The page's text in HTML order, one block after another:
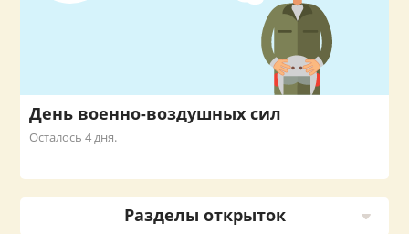
День военно-воздушных сил
Осталось 4 дня.
Разделы открыток